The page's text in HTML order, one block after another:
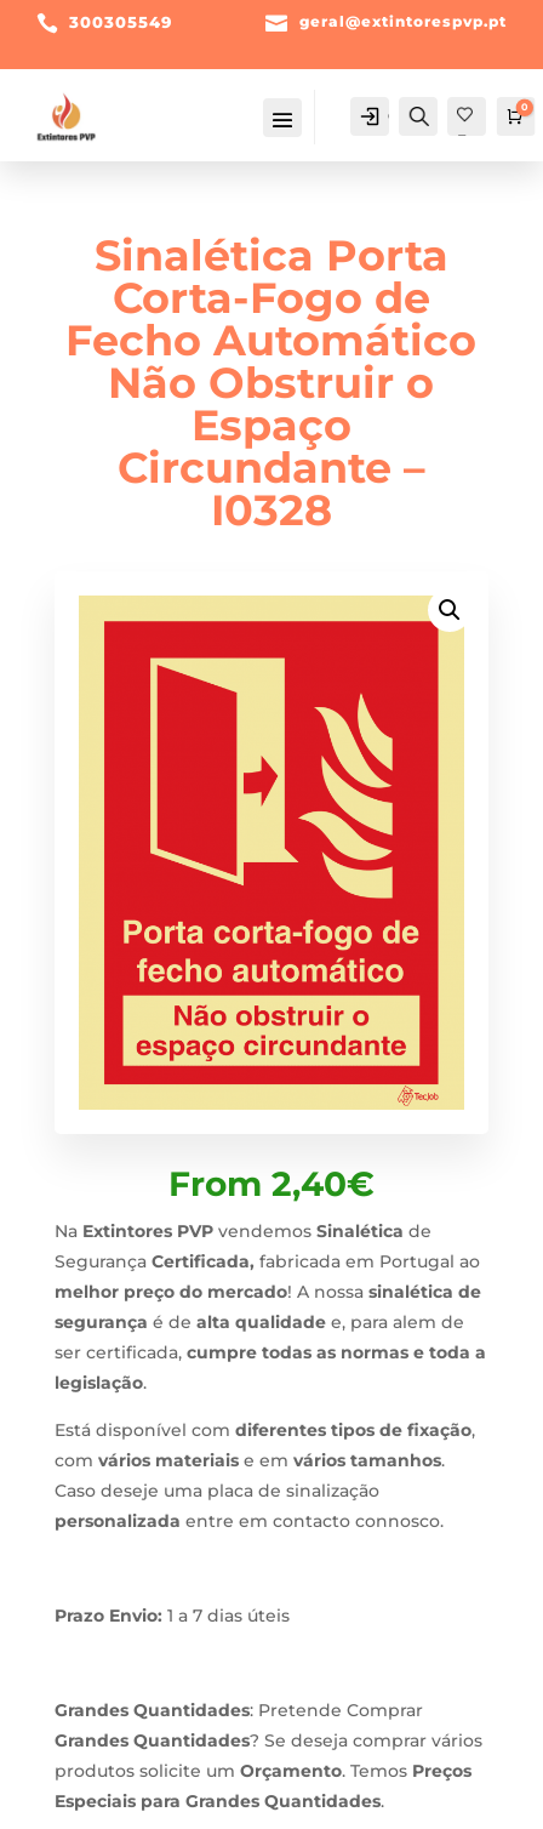
 300305549  geral@extintorespvp.pt
Conta
Pesquisa
Fav
0
Sinalética Porta
Corta-Fogo de
Fecho Automático
Não Obstruir o
Espaço
Circundante –
I0328
From 2,40€
Na Extintores PVPvendemos Sinalética de
Segurança Certificada, fabricada em Portugal ao
melhor preço do mercado! A nossa sinalética de
segurança é de alta qualidadee, para alem de
ser certificada, cumpre todas as normas e toda a
legislação.
Está disponível com diferentes tipos de fixação,
com vários materiaise em vários tamanhos.
Caso deseje uma placa de sinalização
personalizada entre em contacto connosco.
Prazo Envio: 1 a 7 dias úteis
Grandes Quantidades: Pretende Comprar
Grandes Quantidades? Se deseja comprar vários
produtos solicite um Orçamento. Temos Preços
Especiais para Grandes Quantidades.